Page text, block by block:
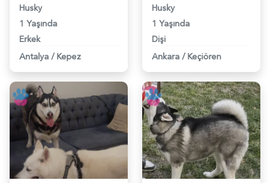
Husky
1 Yaşında
Erkek
Antalya / Kepez
Husky
1 Yaşında
Dişi
Ankara / Keçiören